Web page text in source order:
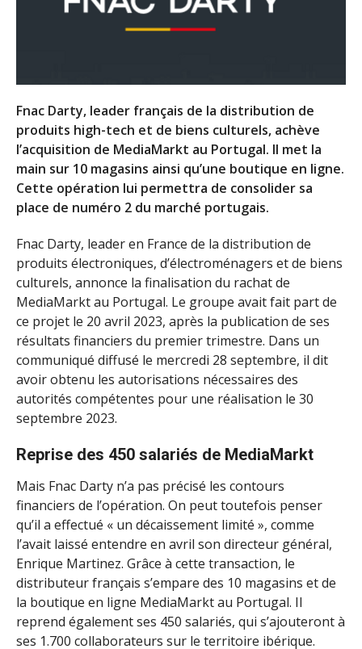
Fnac Darty, leader français de la distribution de
produits high-tech et de biens culturels, achève
l’acquisition de MediaMarkt au Portugal. Il met la
main sur 10 magasins ainsi qu’une boutique en ligne.
Cette opération lui permettra de consolider sa
place de numéro 2 du marché portugais.
Fnac Darty, leader en France de la distribution de
produits électroniques, d’électroménagers et de biens
culturels, annonce la finalisation du rachat de
MediaMarkt au Portugal. Le groupe avait fait part de
ce projet le 20 avril 2023, après la publication de ses
résultats financiers du premier trimestre. Dans un
communiqué diffusé le mercredi 28 septembre, il dit
avoir obtenu les autorisations nécessaires des
autorités compétentes pour une réalisation le 30
septembre 2023.
Reprise des 450 salariés de MediaMarkt
Mais Fnac Darty n’a pas précisé les contours
financiers de l’opération. On peut toutefois penser
qu’il a effectué « un décaissement limité », comme
l’avait laissé entendre en avril son directeur général,
Enrique Martinez. Grâce à cette transaction, le
distributeur français s’empare des 10 magasins et de
la boutique en ligne MediaMarkt au Portugal. Il
reprend également ses 450 salariés, qui s’ajouteront à
ses 1.700 collaborateurs sur le territoire ibérique.